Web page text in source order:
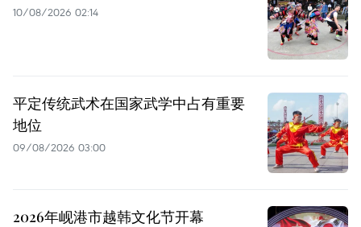
10/08/2026 02:14
平定传统武术在国家武学中占有重要
地位
09/08/2026 03:00
2026年岘港市越韩文化节开幕